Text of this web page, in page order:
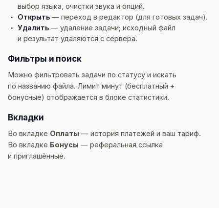
выбор языка, очистки звука и опций.
Открыть — переход в редактор (для готовых задач).
Удалить — удаление задачи; исходный файл
и результат удаляются с сервера.
Фильтры и поиск
Можно фильтровать задачи по статусу и искать
по названию файла. Лимит минут (бесплатный +
бонусные) отображается в блоке статистики.
Вкладки
Во вкладке Оплаты — история платежей и ваш тариф.
Во вкладке Бонусы — реферальная ссылка
и приглашённые.